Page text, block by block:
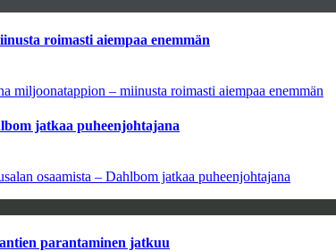
roimasti aiempaa enemmän
miljoonatappion – miinusta roimasti aiempaa enemmän
jatkaa puheenjohtajana
osaamista – Dahlbom jatkaa puheenjohtajana
parantaminen jatkuu